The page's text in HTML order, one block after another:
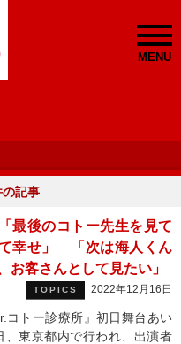
MENU
の記事
最後のコトー先生を見て
幸せ」 「次は海人くん
お客さんとして見たい」
TOPICS 2022年12月16日
トー診療所』初日舞台あい
、東京都内で行われ、出演者